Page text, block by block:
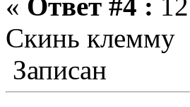
Скинь клемму
Записан